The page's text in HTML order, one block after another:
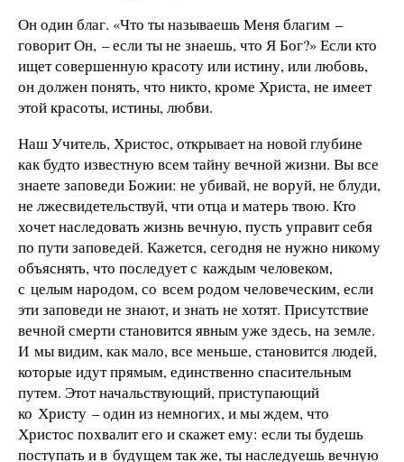
Он один благ. «Что ты называешь Меня благим –
говорит Он, – если ты не знаешь, что Я Бог?» Если кто
ищет совершенную красоту или истину, или любовь,
он должен понять, что никто, кроме Христа, не имеет
этой красоты, истины, любви.
Наш Учитель, Христос, открывает на новой глубине
как будто известную всем тайну вечной жизни. Вы все
знаете заповеди Божии: не убивай, не воруй, не блуди,
не лжесвидетельствуй, чти отца и матерь твою. Кто
хочет наследовать жизнь вечную, пусть управит себя
по пути заповедей. Кажется, сегодня не нужно никому
объяснять, что последует с каждым человеком,
с целым народом, со всем родом человеческим, если
эти заповеди не знают, и знать не хотят. Присутствие
вечной смерти становится явным уже здесь, на земле.
И мы видим, как мало, все меньше, становится людей,
которые идут прямым, единственно спасительным
путем. Этот начальствующий, приступающий
ко Христу – один из немногих, и мы ждем, что
Христос похвалит его и скажет ему: если ты будешь
поступать и в будущем так же, ты наследуешь вечную